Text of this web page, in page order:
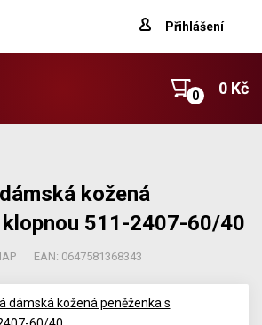
Přihlášení
0 Kč
kožená
klopnou 511-2407-60/40
EAN: 0647581368343